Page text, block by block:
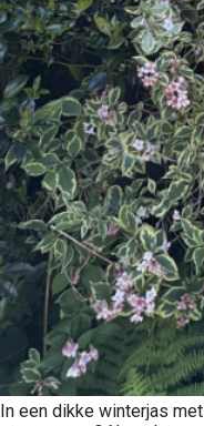
In een dikke winterjas